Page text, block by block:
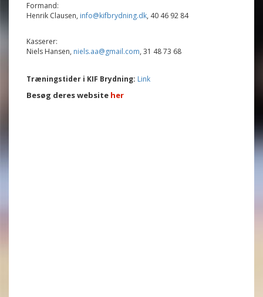
Formand:
Henrik Clausen, info@kifbrydning.dk, 40 46 92 84
Kasserer:
Niels Hansen, niels.aa@gmail.com, 31 48 73 68
Træningstider i KIF Brydning: Link
Besøg deres website her